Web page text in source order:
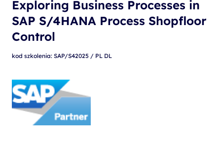
Exploring Business Processes in
SAP S/4HANA Process Shopfloor
Control
kod szkolenia: SAP/S42025 / PL DL